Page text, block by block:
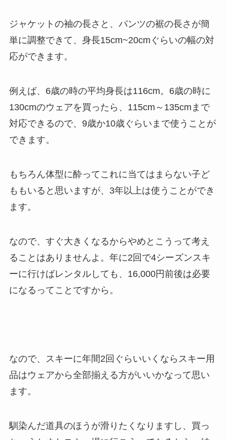
ジャケットの袖の長さと、パンツの裾の長さが簡
単に調整できて、身長15cm~20cmぐらいの幅の対
応ができます。
例えば、6歳の時の平均身長は116cm。6歳の時に
130cmのウェアを買ったら、115cm～135cmまで
対応できるので、9歳か10歳ぐらいまで使うことが
できます。
もちろん体型に酔ってこれに当てはまらない子ど
ももいると思いますが、3年以上は使うことができ
ます。
なので、すぐ大きくなるからやめとこうって考え
ることはありませんよ。年に2回で4シーズンスキ
ーに行けばレンタルしても、16,000円前後は必要
になるってことですから。
なので、スキーに年間2回ぐらいいくならスキー用
品はウェアから全部揃える方がいいかなって思い
ます。
馴染んだ道具のほうが滑りたくなりますし、買っ